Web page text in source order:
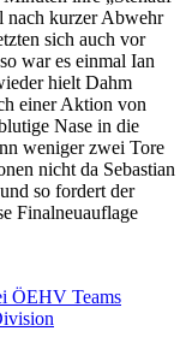
nach kurzer Abwehr
sich auch vor
war es einmal Ian
hielt Dahm
einer Aktion von
Nase in die
weniger zwei Tore
nicht da Sebastian
so fordert der
Finalneuauflage
ÖEHV Teams